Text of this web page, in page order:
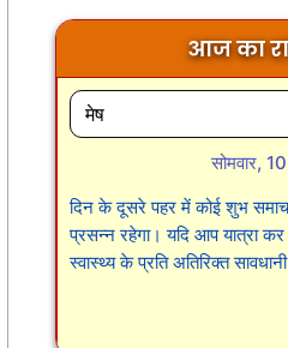
आज का
सोमवार,
दिन के दूसरे पहर में कोई शुभ
प्रसन्न रहेगा। यदि आप यात्रा
स्वास्थ्य के प्रति अतिरिक्त